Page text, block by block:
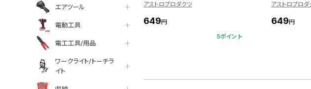
エアツール
電動工具
電工工具/用品
ワークライト/トーチラ
イト
アストロプロダクツ
649円
5ポイント
アストロプロダ
649円